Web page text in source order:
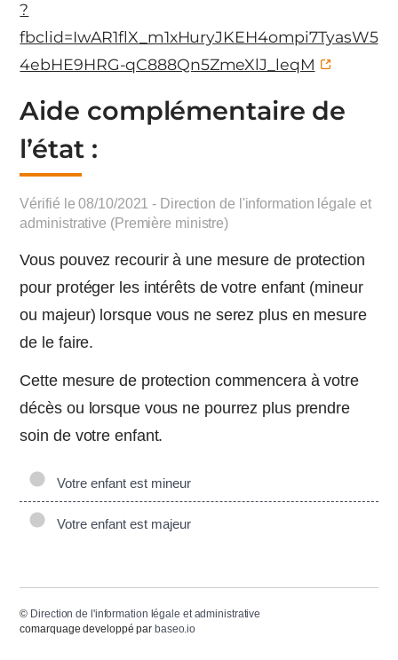
?
fbclid=IwAR1flX_m1xHuryJKEH4ompi7TyasW5
4ebHE9HRG-qC888Qn5ZmeXlJ_leqM
Aide complémentaire de
l’état :
Vérifié le 08/10/2021 - Direction de l'information légale et
administrative (Première ministre)
Vous pouvez recourir à une mesure de protection
pour protéger les intérêts de votre enfant (mineur
ou majeur) lorsque vous ne serez plus en mesure
de le faire.
Cette mesure de protection commencera à votre
décès ou lorsque vous ne pourrez plus prendre
soin de votre enfant.
Votre enfant est mineur
Votre enfant est majeur
© Direction de l'information légale et administrative
comarquage developpé par baseo.io